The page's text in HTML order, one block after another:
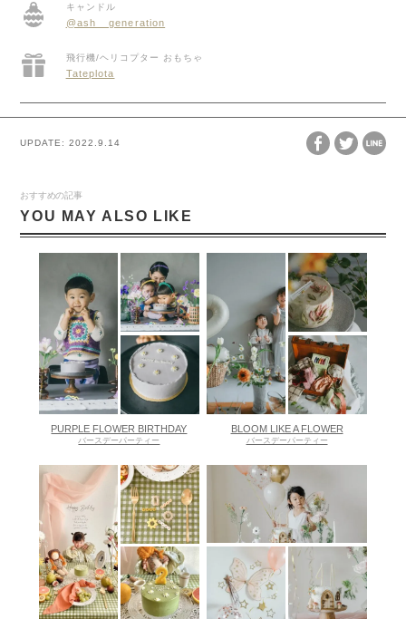
キャンドル
@ash__generation
飛行機/ヘリコプター おもちゃ
Tateplota
UPDATE:2022.9.14
おすすめの記事
YOU MAY ALSO LIKE
PURPLE FLOWER BIRTHDAY
バースデーパーティー
BLOOM LIKE A FLOWER
バースデーパーティー